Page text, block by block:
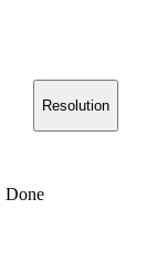
Resolution
Done